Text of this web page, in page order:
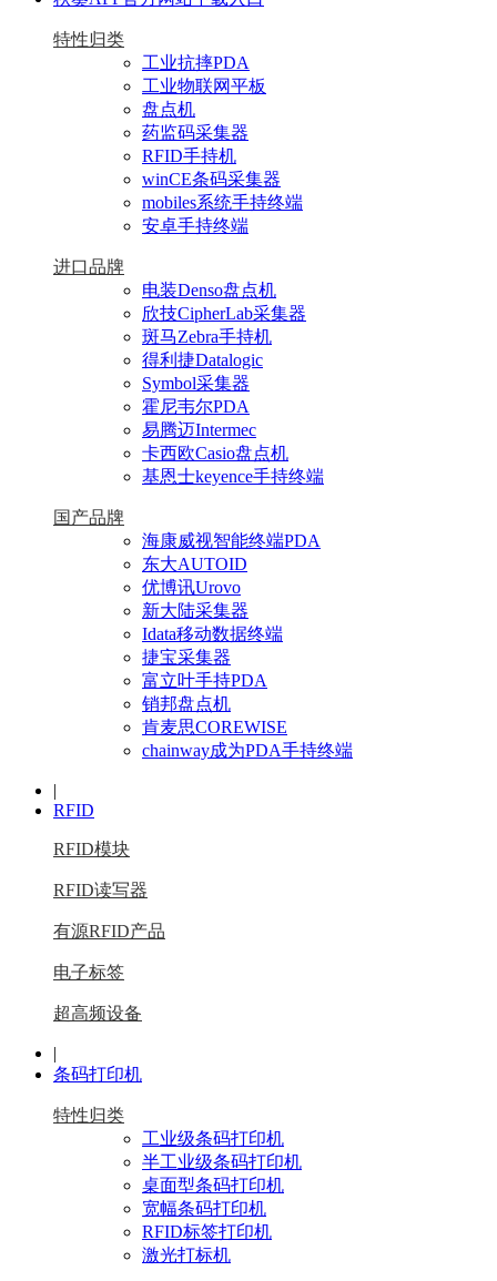
特性归类
工业抗摔PDA
工业物联网平板
盘点机
药监码采集器
RFID手持机
winCE条码采集器
mobiles系统手持终端
安卓手持终端
进口品牌
电装Denso盘点机
欣技CipherLab采集器
斑马Zebra手持机
得利捷Datalogic
Symbol采集器
霍尼韦尔PDA
易腾迈Intermec
卡西欧Casio盘点机
基恩士keyence手持终端
国产品牌
海康威视智能终端PDA
东大AUTOID
优博讯Urovo
新大陆采集器
Idata移动数据终端
捷宝采集器
富立叶手持PDA
销邦盘点机
肯麦思COREWISE
chainway成为PDA手持终端
|
RFID
RFID模块
RFID读写器
有源RFID产品
电子标签
超高频设备
|
条码打印机
特性归类
工业级条码打印机
半工业级条码打印机
桌面型条码打印机
宽幅条码打印机
RFID标签打印机
激光打标机